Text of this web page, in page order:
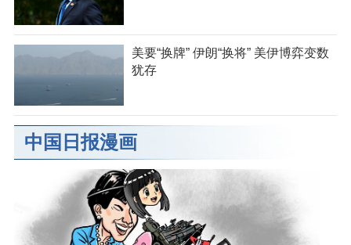
美要“换牌” 伊朗“换将” 美伊博弈变数
犹存
中国日报漫画